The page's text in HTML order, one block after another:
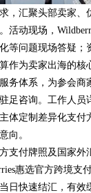
，汇聚头部卖家
动现场，
等问题现场答疑
作为卖家出海的核
体系，为参会商
足咨询。工作人
定制差异化支付
向。
支付牌照及国家
惠选官方跨境支
日快速结汇，有效